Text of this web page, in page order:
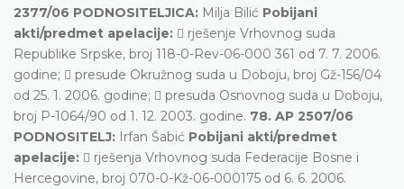
2377/06 PODNOSITELJICA: Milja Bilić Pobijani
akti/predmet apelacije:  rješenje Vrhovnog suda
Republike Srpske, broj 118-0-Rev-06-000 361 od 7. 7. 2006.
godine;  presude Okružnog suda u Doboju, broj Gž-156/04
od 25. 1. 2006. godine;  presuda Osnovnog suda u Doboju,
broj P-1064/90 od 1. 12. 2003. godine. 78. AP 2507/06
PODNOSITELJ: Irfan Šabić Pobijani akti/predmet
apelacije:  rješenja Vrhovnog suda Federacije Bosne i
Hercegovine, broj 070-0-Kž-06-000175 od 6. 6. 2006.